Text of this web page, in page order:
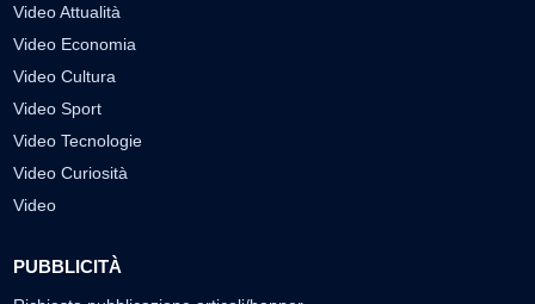
Video Attualità
Video Economia
Video Cultura
Video Sport
Video Tecnologie
Video Curiosità
Video
PUBBLICITÀ